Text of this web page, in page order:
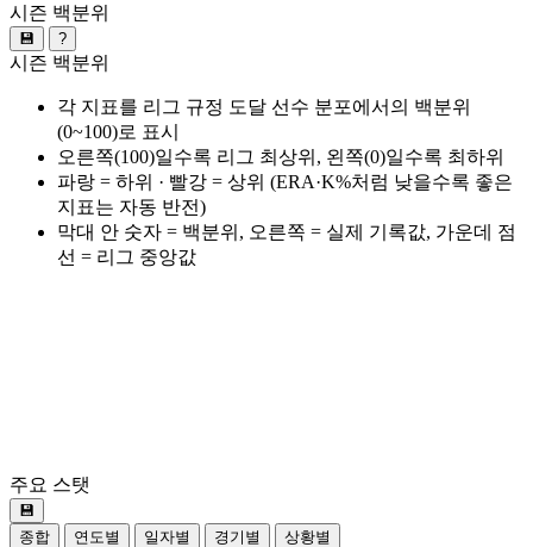
시즌 백분위
💾 ?
시즌 백분위
각 지표를 리그 규정 도달 선수 분포에서의 백분위
(0~100)로 표시
오른쪽(100)일수록 리그 최상위, 왼쪽(0)일수록 최하위
파랑 = 하위 · 빨강 = 상위 (ERA·K%처럼 낮을수록 좋은
지표는 자동 반전)
막대 안 숫자 = 백분위, 오른쪽 = 실제 기록값, 가운데 점
선 = 리그 중앙값
주요 스탯
💾
종합
연도별 일자별 경기별 상황별